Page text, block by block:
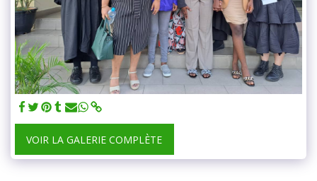
VOIR LA GALERIE COMPLÈTE